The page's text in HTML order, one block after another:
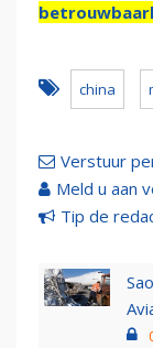
china
Verstuur
Meld u aan
Tip de